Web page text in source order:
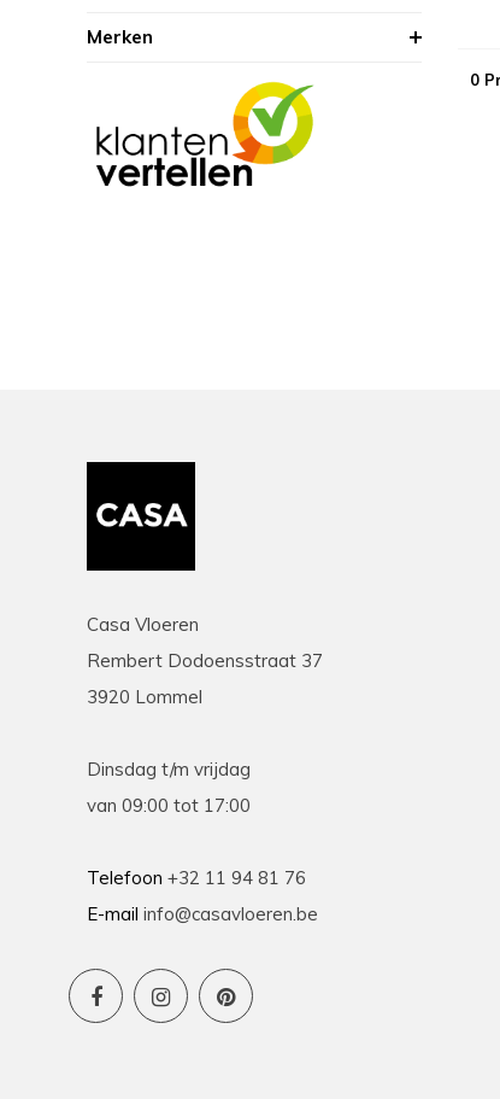
Merken
0
Casa Vloeren
Rembert Dodoensstraat 37
3920 Lommel
Dinsdag t/m vrijdag
van 09:00 tot 17:00
Telefoon +32 11 94 81 76
E-mail info@casavloeren.be